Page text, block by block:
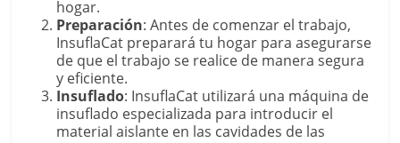
hogar.
Preparación: Antes de comenzar el trabajo,
InsuflaCat preparará tu hogar para asegurarse
de que el trabajo se realice de manera segura
y eficiente.
Insuflado: InsuflaCat utilizará una máquina de
insuflado especializada para introducir el
material aislante en las cavidades de las